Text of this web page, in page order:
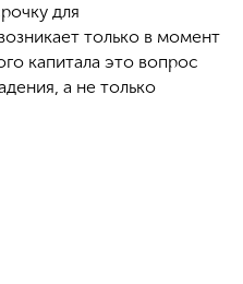
для
только в момент
капитала это вопрос
а не только